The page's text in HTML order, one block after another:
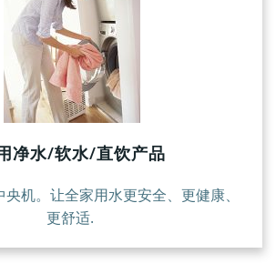
净水/软水/直饮产品
机。让全家用水更安全、更健康、
更舒适.